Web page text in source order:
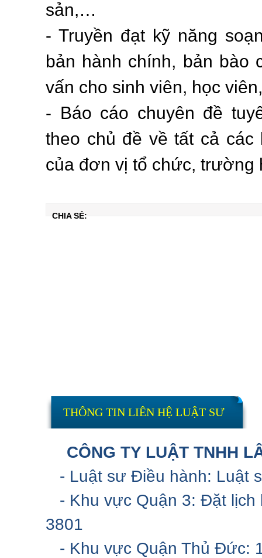
sản,…
- Truyền đạt kỹ năng
bản hành chính, bản bào
vấn cho sinh viên, học
- Báo cáo chuyên đề
theo chủ đề về tất cả
của đơn vị tổ chức, trường
CHIA SẺ:
THÔNG TIN LIÊN HỆ LUẬT SƯ
CÔNG TY LUẬT TNHH
- Luật sư Điều hành: Luật
- Khu vực Quận 3: Đặt lịch
3801
- Khu vực Quận Thủ Đức: